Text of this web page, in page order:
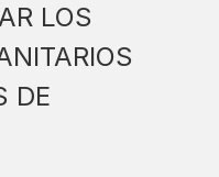
LOS
DE